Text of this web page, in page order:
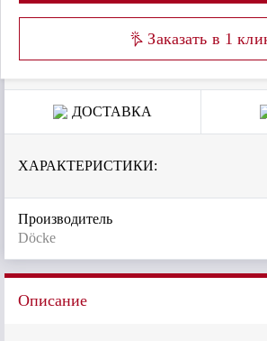
Заказать в 1
ДОСТАВКА
ХАРАКТЕРИСТИКИ:
Производитель
Döcke
Описание